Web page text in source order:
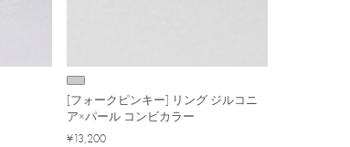
[フォークピンキー] リング ジルコニ
ア×パール コンビカラー
¥13,200